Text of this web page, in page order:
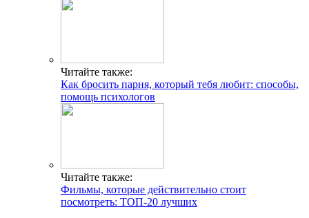
Читайте также:
Как бросить парня, который тебя любит: способы,
помощь психологов
Читайте также:
Фильмы, которые действительно стоит
посмотреть: ТОП-20 лучших